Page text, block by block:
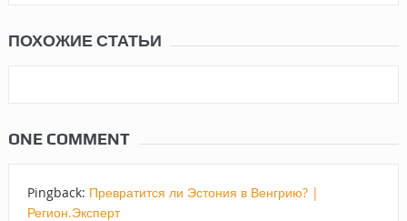
ПОХОЖИЕ СТАТЬИ
ONE COMMENT
Pingback: Превратится ли Эстония в Венгрию? |
Регион.Эксперт